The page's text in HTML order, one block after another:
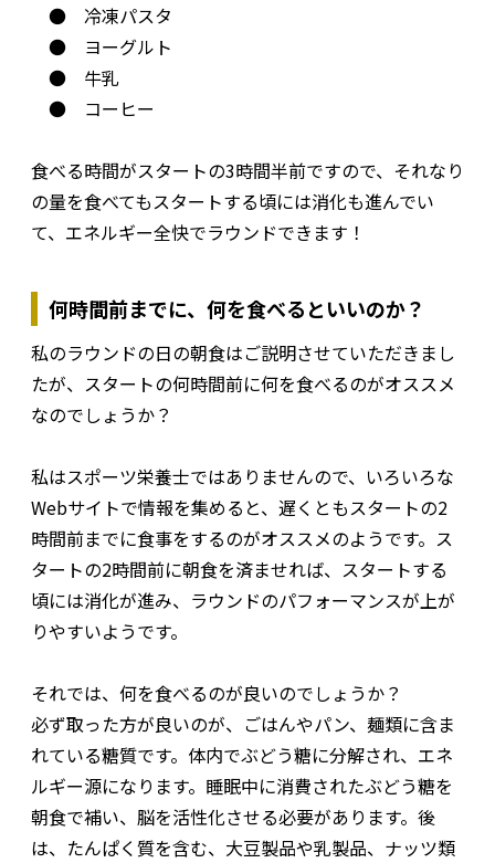
● 冷凍パスタ
● ヨーグルト
● 牛乳
● コーヒー
食べる時間がスタートの3時間半前ですので、それなり
の量を食べてもスタートする頃には消化も進んでい
て、エネルギー全快でラウンドできます！
何時間前までに、何を食べるといいのか？
私のラウンドの日の朝食はご説明させていただきまし
たが、スタートの何時間前に何を食べるのがオススメ
なのでしょうか？
私はスポーツ栄養士ではありませんので、いろいろな
Webサイトで情報を集めると、遅くともスタートの2
時間前までに食事をするのがオススメのようです。ス
タートの2時間前に朝食を済ませれば、スタートする
頃には消化が進み、ラウンドのパフォーマンスが上が
りやすいようです。
それでは、何を食べるのが良いのでしょうか？
必ず取った方が良いのが、ごはんやパン、麺類に含ま
れている糖質です。体内でぶどう糖に分解され、エネ
ルギー源になります。睡眠中に消費されたぶどう糖を
朝食で補い、脳を活性化させる必要があります。後
は、たんぱく質を含む、大豆製品や乳製品、ナッツ類